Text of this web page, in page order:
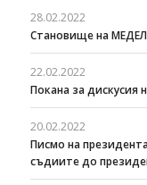
28.02.2022
Становище на
22.02.2022
Покана за дискусия
20.02.2022
Писмо на
съдиите до